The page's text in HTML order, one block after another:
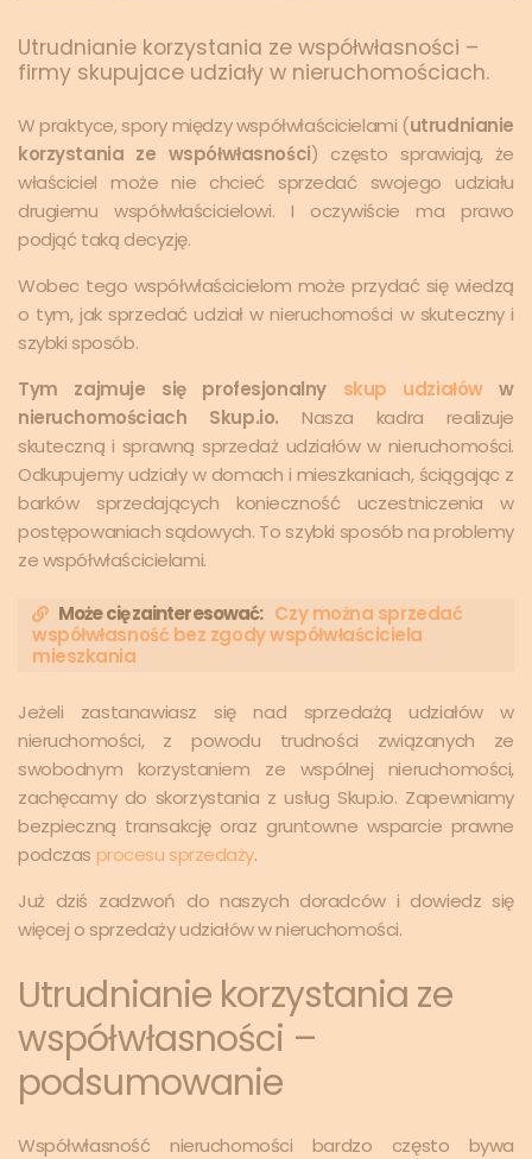
Utrudnianie korzystania ze współwłasności –
firmy skupujace udziały w nieruchomościach.
W praktyce, spory między współwłaścicielami (utrudnianie
korzystania ze współwłasności) często sprawiają, że
właściciel może nie chcieć sprzedać swojego udziału
drugiemu współwłaścicielowi. I oczywiście ma prawo
podjąć taką decyzję.
Wobec tego współwłaścicielom może przydać się wiedzą
o tym, jak sprzedać udział w nieruchomości w skuteczny i
szybki sposób.
Tym zajmuje się profesjonalny skup udziałóww
nieruchomościach Skup.io. Nasza kadra realizuje
skuteczną i sprawną sprzedaż udziałów w nieruchomości.
Odkupujemy udziały w domach i mieszkaniach, ściągając z
barków sprzedających konieczność uczestniczenia w
postępowaniach sądowych. To szybki sposób na problemy
ze współwłaścicielami.
Może cię zainteresować: Czy można sprzedać
współwłasność bez zgody współwłaściciela
mieszkania
Jeżeli zastanawiasz się nad sprzedażą udziałów w
nieruchomości, z powodu trudności związanych ze
swobodnym korzystaniem ze wspólnej nieruchomości,
zachęcamy do skorzystania z usług Skup.io. Zapewniamy
bezpieczną transakcję oraz gruntowne wsparcie prawne
podczas procesu sprzedaży.
Już dziś zadzwoń do naszych doradców i dowiedz się
więcej o sprzedaży udziałów w nieruchomości.
Utrudnianie korzystania ze
współwłasności –
podsumowanie
Współwłasność nieruchomości bardzo często bywa